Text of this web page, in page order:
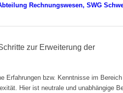
Rechnungswesen, SWG
zur Erweiterung der
Erfahrungen bzw. Kenntnisse im Bereich
Hier ist neutrale und unabhängige